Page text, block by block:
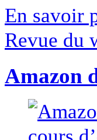
En savoir
Revue du
Amazon